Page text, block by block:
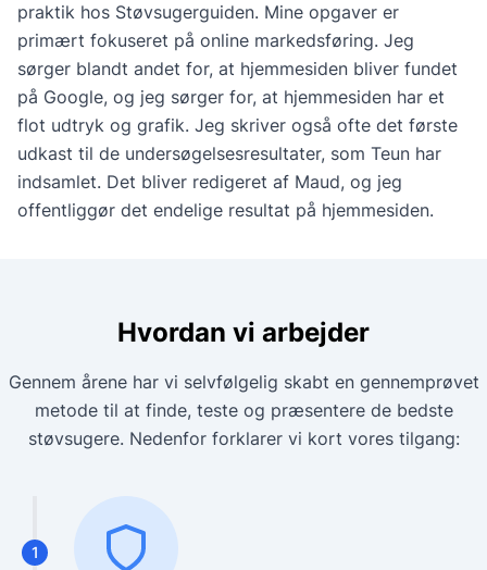
praktik hos Støvsugerguiden. Mine opgaver er
primært fokuseret på online markedsføring. Jeg
sørger blandt andet for, at hjemmesiden bliver fundet
på Google, og jeg sørger for, at hjemmesiden har et
flot udtryk og grafik. Jeg skriver også ofte det første
udkast til de undersøgelsesresultater, som Teun har
indsamlet. Det bliver redigeret af Maud, og jeg
offentliggør det endelige resultat på hjemmesiden.
Hvordan vi arbejder
Gennem årene har vi selvfølgelig skabt en gennemprøvet
metode til at finde, teste og præsentere de bedste
støvsugere. Nedenfor forklarer vi kort vores tilgang:
1